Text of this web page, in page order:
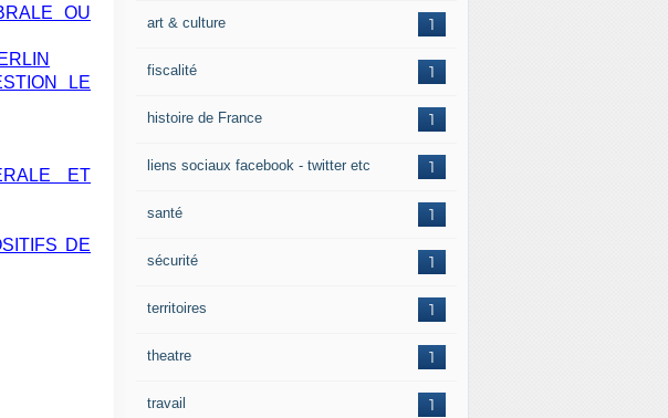
OU
LE
ET
DE
1
art & culture
1
fiscalité
1
histoire de France
1
liens sociaux facebook - twitter etc
1
santé
1
sécurité
1
territoires
1
theatre
1
travail